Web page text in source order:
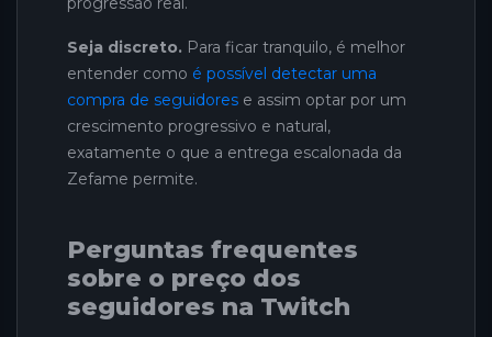
Seja discreto. Para ficar tranquilo, é melhor
entender como é possível detectar uma
compra de seguidores e assim optar por um
crescimento progressivo e natural,
exatamente o que a entrega escalonada da
Zefame permite.
Perguntas frequentes
sobre o preço dos
seguidores na Twitch